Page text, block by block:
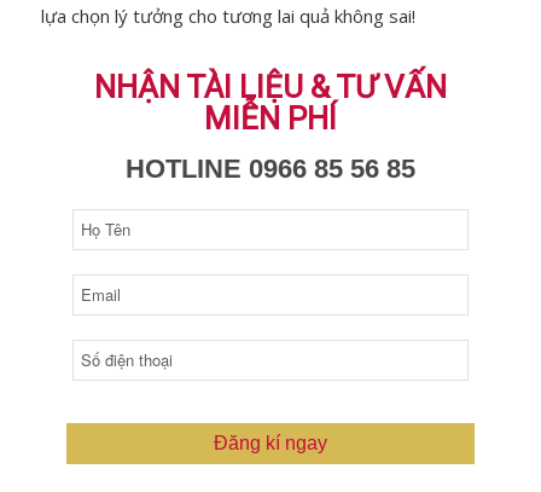
lựa chọn lý tưởng cho tương lai quả không sai!
NHẬN TÀI LIỆU & TƯ VẤN
MIỄN PHÍ
HOTLINE 0966 85 56 85
Đăng kí ngay